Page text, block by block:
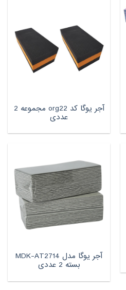
آجر یوگا کد org22 مجموعه 2
عددی
آجر یوگا مدل MDK-AT2714
بسته 2 عددی